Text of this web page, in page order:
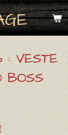
: VESTE
BOSS